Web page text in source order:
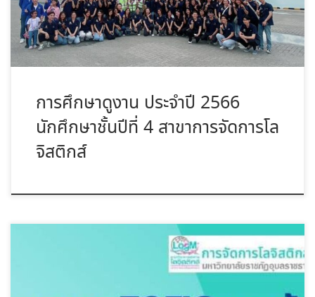
การศึกษาดูงาน ประจำปี 2566
นักศึกษาชั้นปีที่ 4 สาขาการจัดการโล
จิสติกส์